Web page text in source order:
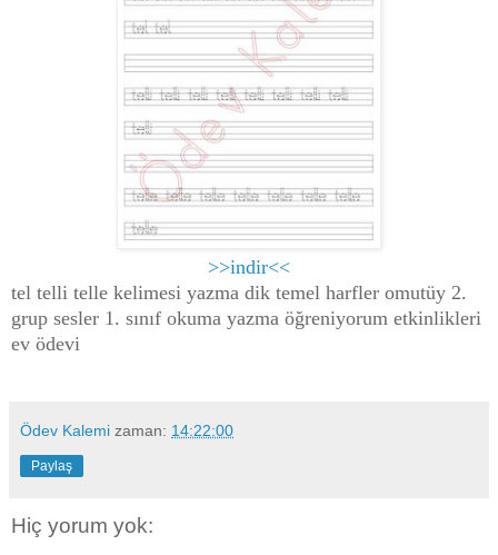
>>indir<<
tel telli telle kelimesi yazma dik temel harfler omutüy 2.
grup sesler 1. sınıf okuma yazma öğreniyorum etkinlikleri
ev ödevi
Ödev Kalemi zaman: 14:22:00
Paylaş
Hiç yorum yok: